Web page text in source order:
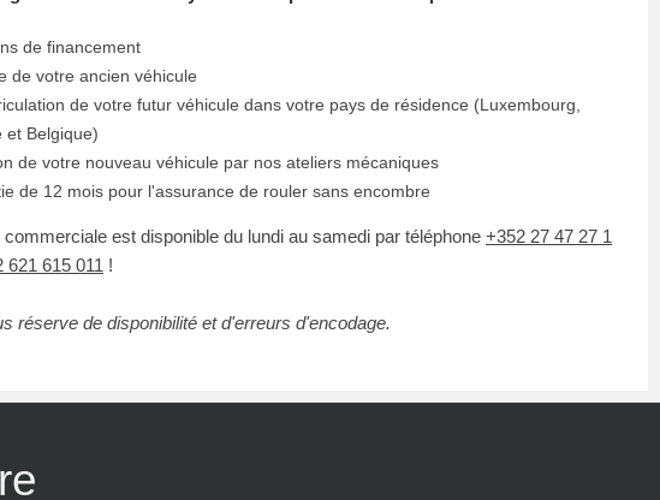
de financement
de votre ancien véhicule
de votre futur véhicule dans votre pays de résidence (Luxembourg,
et Belgique)
de votre nouveau véhicule par nos ateliers mécaniques
de 12 mois pour l'assurance de rouler sans encombre
commerciale est disponible du lundi au samedi par téléphone +352 27 47 27 1
621 615 011 !
réserve de disponibilité et d'erreurs d'encodage.